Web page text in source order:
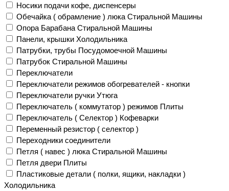
Носики подачи кофе, диспенсеры
Обечайка ( обрамление ) люка Стиральной Машины
Опора Барабана Стиральной Машины
Панели, крышки Холодильника
Патрубки, трубы Посудомоечной Машины
Патрубок Стиральной Машины
Переключатели
Переключатели режимов обогревателей - кнопки
Переключатели ручки Утюга
Переключатель ( коммутатор ) режимов Плиты
Переключатель ( Селектор ) Кофеварки
Переменный резистор ( селектор )
Переходники соединители
Петля ( навес ) люка Стиральной Машины
Петля двери Плиты
Пластиковые детали ( полки, ящики, накладки )
Холодильника